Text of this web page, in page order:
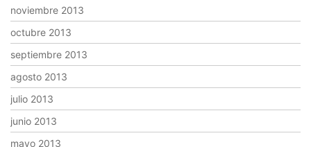
noviembre 2013
octubre 2013
septiembre 2013
agosto 2013
julio 2013
junio 2013
mayo 2013